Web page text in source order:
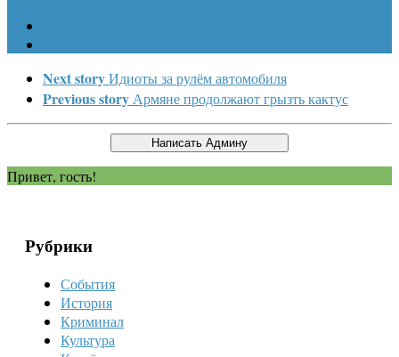
Next storyИдиоты за рулём автомобиля
Previous story Армяне продолжают грызть кактус
Привет, гость!
Рубрики
События
История
Криминал
Культура